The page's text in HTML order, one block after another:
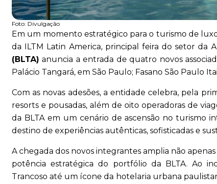
Foto: Divulgação
Em um momento estratégico para o turismo de
da ILTM Latin America, principal feira do setor da
(BLTA) anuncia a entrada de quatro novos
Palácio Tangará, em São Paulo; Fasano São Paulo
Com as novas adesões, a entidade celebra, pela
resorts e pousadas, além de oito operadoras de
da BLTA em um cenário de ascensão no turismo
destino de experiências autênticas, sofisticadas e
A chegada dos novos integrantes amplia não
potência estratégica do portfólio da BLTA. Ao
Trancoso até um ícone da hotelaria urbana